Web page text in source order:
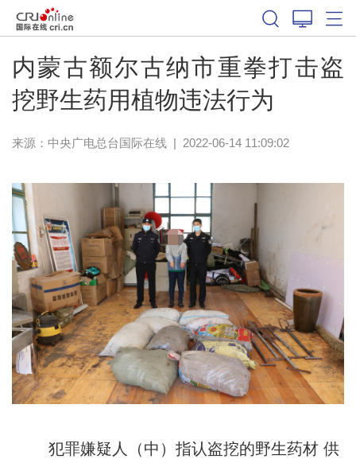
内蒙古额尔古纳市重拳打击盗
挖野生药用植物违法行为
来源：中央广电总台国际在线| 2022-06-14 11:09:02
犯罪嫌疑人（中）指认盗挖的野生药材 供